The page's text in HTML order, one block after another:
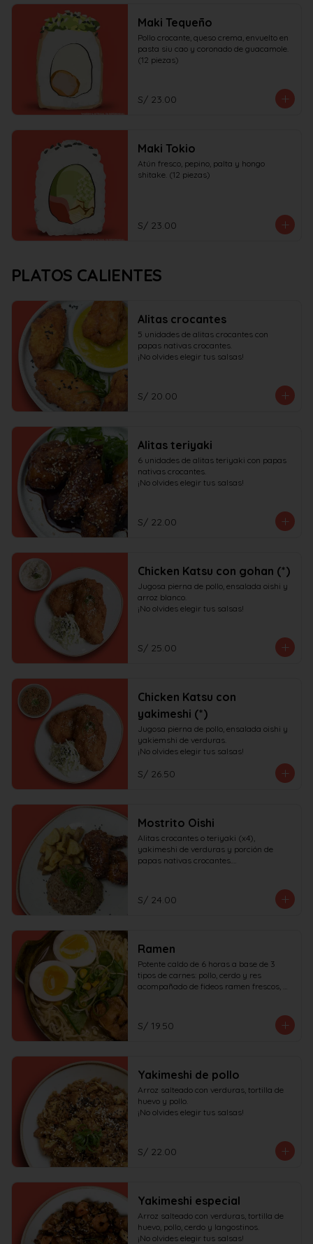
Maki Tequeño
Pollo crocante, queso crema, envuelto en
pasta siu cao y coronado de guacamole.
(12 piezas)
S/ 23.00
Maki Tokio
Atún fresco, pepino, palta y hongo
shitake. (12 piezas)
S/ 23.00
PLATOS CALIENTES
Alitas crocantes
5 unidades de alitas crocantes con
papas nativas crocantes.
¡No olvides elegir tus salsas!
S/ 20.00
Alitas teriyaki
6 unidades de alitas teriyaki con papas
nativas crocantes.
¡No olvides elegir tus salsas!
S/ 22.00
Chicken Katsu con gohan (*)
Jugosa pierna de pollo, ensalada oishi y
arroz blanco.
¡No olvides elegir tus salsas!
S/ 25.00
Chicken Katsu con
yakimeshi (*)
Jugosa pierna de pollo, ensalada oishi y
yakiemshi de verduras.
¡No olvides elegir tus salsas!
S/ 26.50
Mostrito Oishi
Alitas crocantes o teriyaki (x4),
yakimeshi de verduras y porción de
papas nativas crocantes.
S/ 24.00
Ramen
Potente caldo de 6 horas a base de 3
tipos de carnes: pollo, cerdo y res
acompañado de fideos ramen frescos,
S/ 19.50
Yakimeshi de pollo
Arroz salteado con verduras, tortilla de
huevo y pollo.
¡No olvides elegir tus salsas!
S/ 22.00
Yakimeshi especial
Arroz salteado con verduras, tortilla de
huevo, pollo, cerdo y langostinos.
¡No olvides elegir tus salsas!